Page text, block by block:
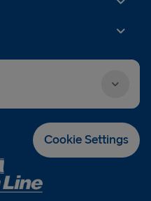
Cookie Settings